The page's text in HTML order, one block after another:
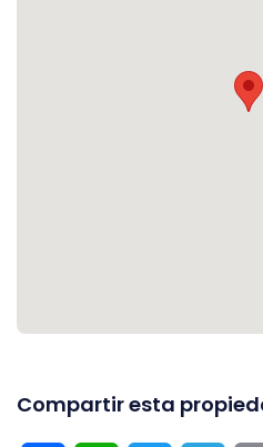
Compartir esta
FacebookWhatsAppTwitter